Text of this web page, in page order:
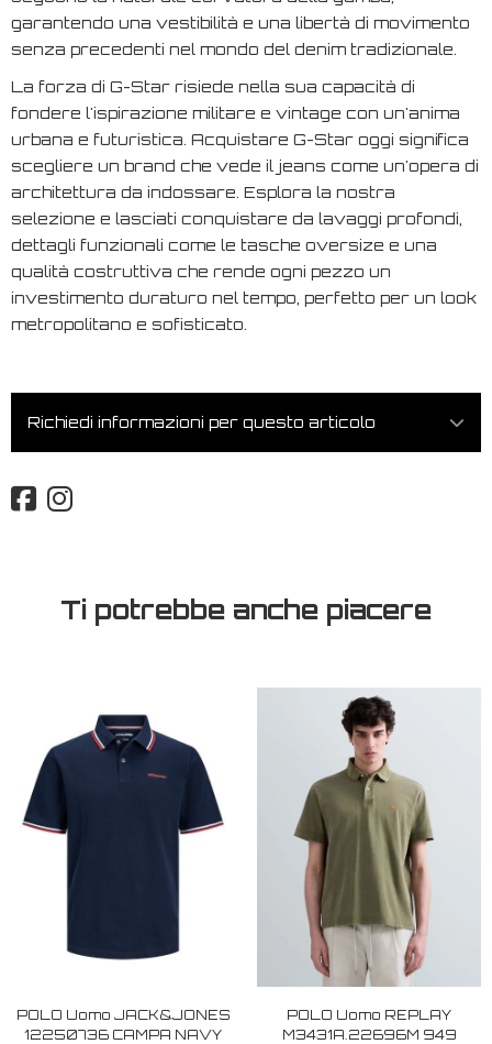
garantendo una vestibilità e una libertà di movimento
senza precedenti nel mondo del denim tradizionale.
La forza di G-Star risiede nella sua capacità di
fondere l'ispirazione militare e vintage con un'anima
urbana e futuristica. Acquistare G-Star oggi significa
scegliere un brand che vede il jeans come un'opera di
architettura da indossare. Esplora la nostra
selezione e lasciati conquistare da lavaggi profondi,
dettagli funzionali come le tasche oversize e una
qualità costruttiva che rende ogni pezzo un
investimento duraturo nel tempo, perfetto per un look
metropolitano e sofisticato.
Richiedi informazioni per questo articolo
Ti potrebbe anche piacere
POLO Uomo JACK&JONES
12250736 CAMPA NAVY
POLO Uomo REPLAY
M3431A.22696M 949